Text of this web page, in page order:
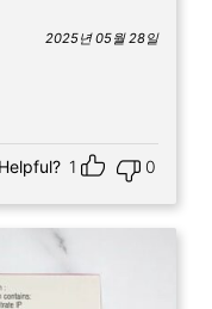
2025년 05월 28일
Helpful? 1 0